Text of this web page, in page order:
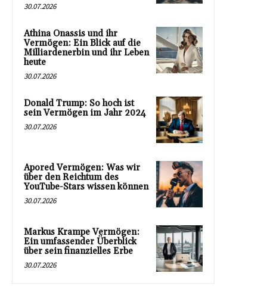
30.07.2026
Athina Onassis und ihr
Vermögen: Ein Blick auf die
Milliardenerbin und ihr Leben
heute
30.07.2026
Donald Trump: So hoch ist
sein Vermögen im Jahr 2024
30.07.2026
Apored Vermögen: Was wir
über den Reichtum des
YouTube-Stars wissen können
30.07.2026
Markus Krampe Vermögen:
Ein umfassender Überblick
über sein finanzielles Erbe
30.07.2026